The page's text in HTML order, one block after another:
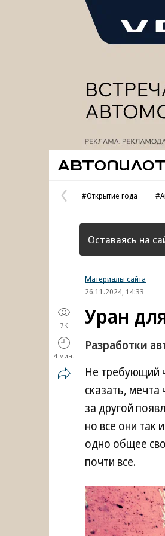
Предыдущая
страница
#Открытие года
Оставаясь на
Материалы сайта
26.11.2024, 14:33
7K
4 мин.
Уран
Разработки
Не требующий
сказать,
за другой
но все они так
одно общее
почти все.